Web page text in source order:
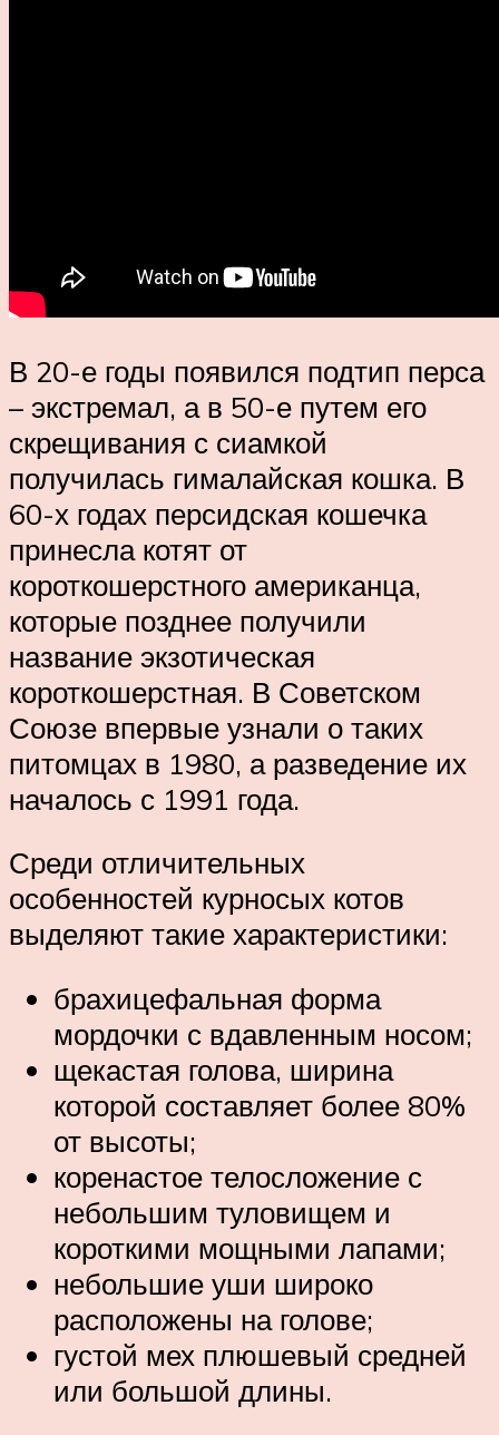
В 20-е годы появился подтип перса
– экстремал, а в 50-е путем его
скрещивания с сиамкой
получилась гималайская кошка. В
60-х годах персидская кошечка
принесла котят от
короткошерстного американца,
которые позднее получили
название экзотическая
короткошерстная. В Советском
Союзе впервые узнали о таких
питомцах в 1980, а разведение их
началось с 1991 года.
Среди отличительных
особенностей курносых котов
выделяют такие характеристики:
брахицефальная форма
мордочки с вдавленным носом;
щекастая голова, ширина
которой составляет более 80%
от высоты;
коренастое телосложение с
небольшим туловищем и
короткими мощными лапами;
небольшие уши широко
расположены на голове;
густой мех плюшевый средней
или большой длины.